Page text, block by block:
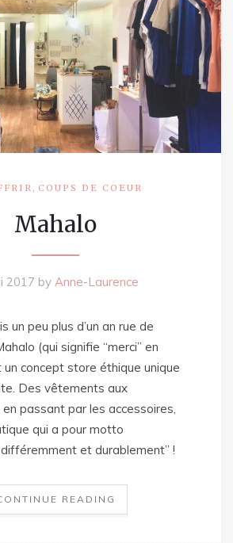
, COUPS DE COEUR
Mahalo
2017 by Anne-Laurence
un peu plus d’un an rue de
(qui signifie “merci” en
concept store éthique unique
Des vêtements aux
passant par les accessoires,
qui a pour motto
et durablement” !
READING